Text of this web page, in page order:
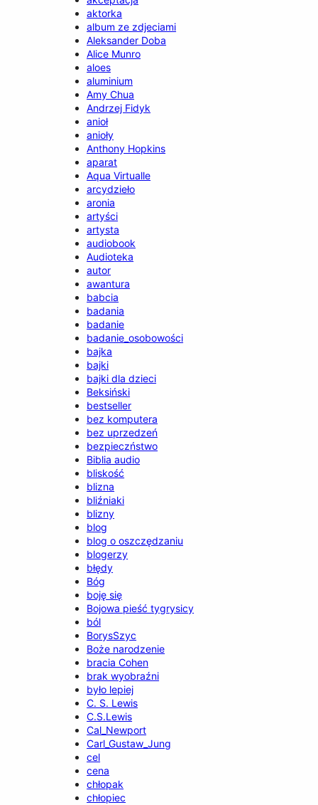
aktorka
album ze zdjeciami
Aleksander Doba
Alice Munro
aloes
aluminium
Amy Chua
Andrzej Fidyk
anioł
anioły
Anthony Hopkins
aparat
Aqua Virtualle
arcydzieło
aronia
artyści
artysta
audiobook
Audioteka
autor
awantura
babcia
badania
badanie
badanie_osobowości
bajka
bajki
bajki dla dzieci
Beksiński
bestseller
bez komputera
bez uprzedzeń
bezpieczństwo
Biblia audio
bliskość
blizna
bliźniaki
blizny
blog
blog o oszczędzaniu
blogerzy
błędy
Bóg
boję się
Bojowa pieść tygrysicy
ból
BorysSzyc
Boże narodzenie
bracia Cohen
brak wyobraźni
było lepiej
C. S. Lewis
C.S.Lewis
Cal_Newport
Carl_Gustaw_Jung
cel
cena
chłopak
chłopiec